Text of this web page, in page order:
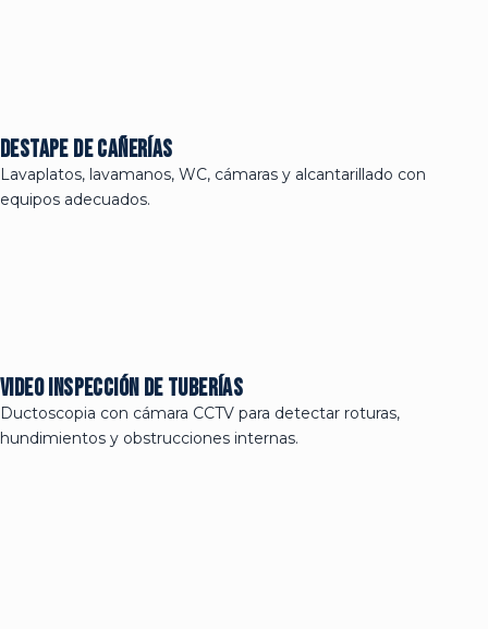
Destape de cañerías
Lavaplatos, lavamanos, WC, cámaras y alcantarillado con
equipos adecuados.
Video inspección de tuberías
Ductoscopia con cámara CCTV para detectar roturas,
hundimientos y obstrucciones internas.